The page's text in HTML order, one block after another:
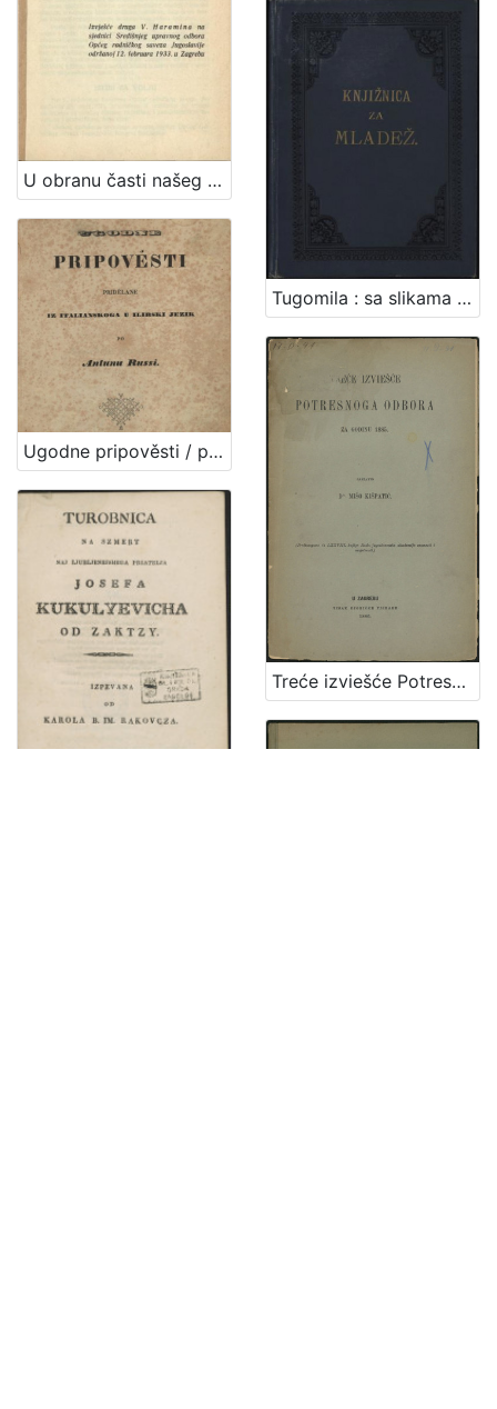
U obranu časti našeg saveza / izvješće V. Haramina na sjednici Središnjeg upravnog odbora Općeg radničkog saveza Jugoslavije održanog 12. februara 1933. u Zagrebu
Ugodne pripověsti / pridělane iz italianskoga u ilirski jezik po Antunu Russi
Tugomila : sa slikama / napisala Jagoda Truhelka
Treće izviešće Potresnoga odbora za godinu 1885. / sastavio Mišo Kišpatić